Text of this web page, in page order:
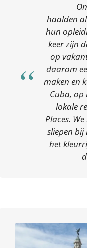
haalden
hun
keer zijn
op
daarom
maken en
Cuba,
lokale
Places.
sliepen bij
het